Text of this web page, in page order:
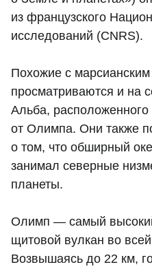
из французского
исследований (CNRS).
Похожие с
просматриваются и на
Альба,
от Олимпа. Они также
о том, что обширный
занимал северные
планеты.
Олимп — самый
щитовой вулкан во
Возвышаясь до 22 км,